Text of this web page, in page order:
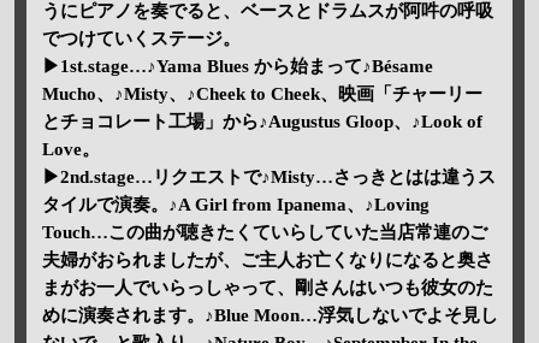
うにピアノを奏でると、ベースとドラムスが阿吽の呼吸
でつけていくステージ。
▶1st.stage…♪Yama Blues から始まって♪Bésame
Mucho、♪Misty、♪Cheek to Cheek、映画「チャーリー
とチョコレート工場」から♪Augustus Gloop、♪Look of
Love。
▶2nd.stage…リクエストで♪Misty…さっきとはは違うス
タイルで演奏。♪A Girl from Ipanema、♪Loving
Touch…この曲が聴きたくていらしていた当店常連のご
夫婦がおられましたが、ご主人お亡くなりになると奥さ
まがお一人でいらっしゃって、剛さんはいつも彼女のた
めに演奏されます。♪Blue Moon…浮気しないでよそ見し